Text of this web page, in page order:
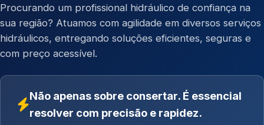
Procurando um profissional hidráulico de confiança na
sua região? Atuamos com agilidade em diversos serviços
hidráulicos, entregando soluções eficientes, seguras e
com preço acessível.
Não apenas sobre consertar. É essencial
resolver com precisão e rapidez.